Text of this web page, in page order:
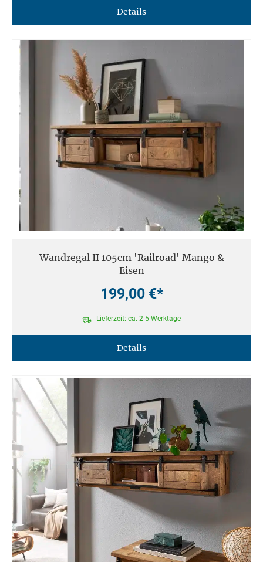
Details
Wandregal II 105cm 'Railroad' Mango &
Eisen
199,00 €*
Lieferzeit: ca. 2-5 Werktage
Details